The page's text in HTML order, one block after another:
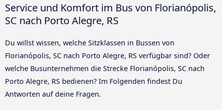
Service und Komfort im Bus von Florianópolis,
SC nach Porto Alegre, RS
Du willst wissen, welche Sitzklassen in Bussen von
Florianópolis, SC nach Porto Alegre, RS verfügbar sind? Oder
welche Busunternehmen die Strecke Florianópolis, SC nach
Porto Alegre, RS bedienen? Im Folgenden findest Du
Antworten auf deine Fragen.